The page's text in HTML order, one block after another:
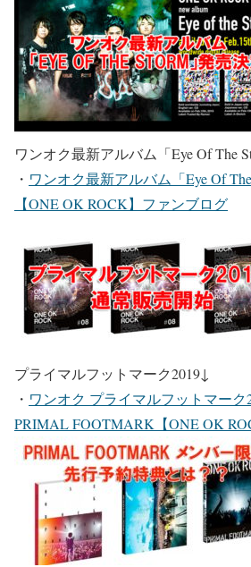
ワンオク最新アルバム「Eye Of The
・ ワンオク最新アルバム「Eye Of
【ONE OK ROCK】ファンブログ
プライマルフットマーク2019↓
・ ワンオク プライマルフットマーク
PRIMAL FOOTMARK【ONE OK